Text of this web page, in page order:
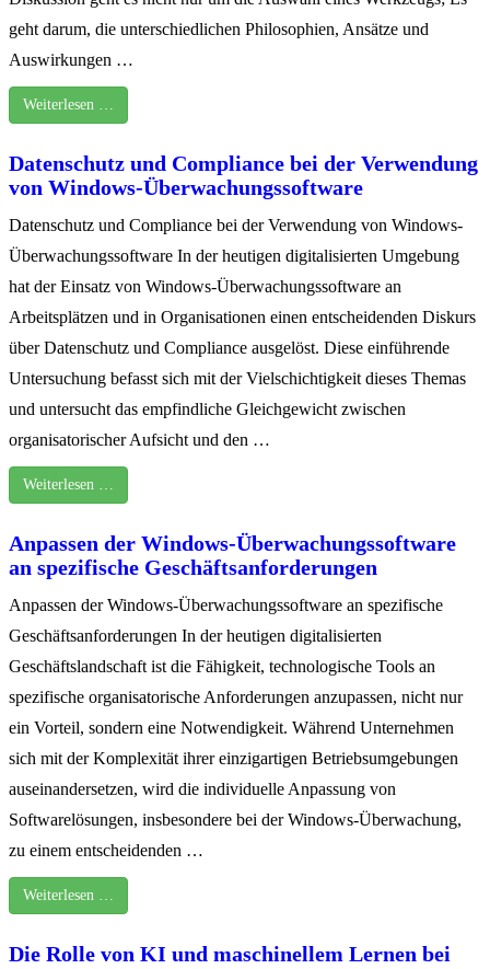
geht darum, die unterschiedlichen Philosophien, Ansätze und
Auswirkungen …
Weiterlesen …
Datenschutz und Compliance bei der Verwendung
von Windows-Überwachungssoftware
Datenschutz und Compliance bei der Verwendung von Windows-
Überwachungssoftware In der heutigen digitalisierten Umgebung
hat der Einsatz von Windows-Überwachungssoftware an
Arbeitsplätzen und in Organisationen einen entscheidenden Diskurs
über Datenschutz und Compliance ausgelöst. Diese einführende
Untersuchung befasst sich mit der Vielschichtigkeit dieses Themas
und untersucht das empfindliche Gleichgewicht zwischen
organisatorischer Aufsicht und den …
Weiterlesen …
Anpassen der Windows-Überwachungssoftware
an spezifische Geschäftsanforderungen
Anpassen der Windows-Überwachungssoftware an spezifische
Geschäftsanforderungen In der heutigen digitalisierten
Geschäftslandschaft ist die Fähigkeit, technologische Tools an
spezifische organisatorische Anforderungen anzupassen, nicht nur
ein Vorteil, sondern eine Notwendigkeit. Während Unternehmen
sich mit der Komplexität ihrer einzigartigen Betriebsumgebungen
auseinandersetzen, wird die individuelle Anpassung von
Softwarelösungen, insbesondere bei der Windows-Überwachung,
zu einem entscheidenden …
Weiterlesen …
Die Rolle von KI und maschinellem Lernen bei